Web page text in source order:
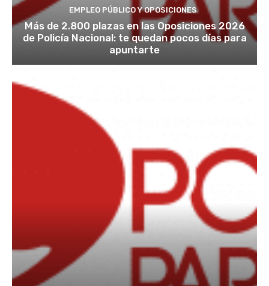
EMPLEO PÚBLICO Y OPOSICIONES
Más de 2.800 plazas en las Oposiciones 2026
de Policía Nacional: te quedan pocos días para
apuntarte